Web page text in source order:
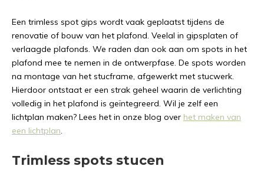
Een trimless spot gips wordt vaak geplaatst tijdens de
renovatie of bouw van het plafond. Veelal in gipsplaten of
verlaagde plafonds. We raden dan ook aan om spots in het
plafond mee te nemen in de ontwerpfase. De spots worden
na montage van het stucframe, afgewerkt met stucwerk.
Hierdoor ontstaat er een strak geheel waarin de verlichting
volledig in het plafond is geïntegreerd. Wil je zelf een
lichtplan maken? Lees het in onze blog over het maken van
een lichtplan.
Trimless spots stucen